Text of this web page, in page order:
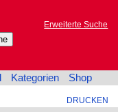
Erweiterte Suche
Kategorien Shop
DRUCKEN